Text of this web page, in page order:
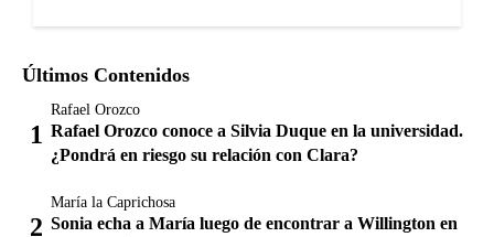
Últimos Contenidos
Rafael Orozco
Rafael Orozco conoce a Silvia Duque en la universidad.
¿Pondrá en riesgo su relación con Clara?
María la Caprichosa
Sonia echa a María luego de encontrar a Willington en